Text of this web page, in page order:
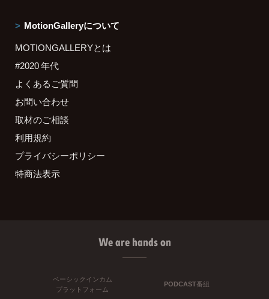
MotionGalleryについて
MOTIONGALLERYとは
#2020 年代
よくあるご質問
お問い合わせ
取材のご相談
利用規約
プライバシーポリシー
特商法表示
We are hands on
ベーシックインカム
プラットフォーム
PODCAST番組